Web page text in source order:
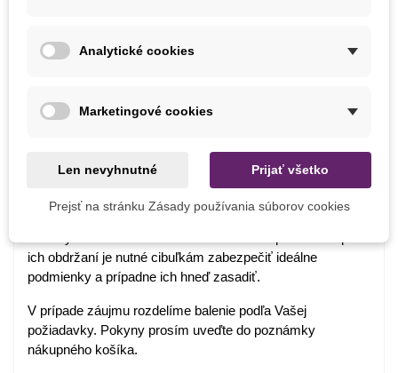
Balenie cibuľovín
Každý druh cibuliek je označený názvom, obrázkom a
Chceme byť šetrní k prírode, preto cibuľoviny balíme do
papierových recyklovateľných sáčkov a cibuľky toho istého
druhu nabalíme dohromady.
ich obdržaní je nutné cibuľkám zabezpečiť ideálne
podmienky a prípadne ich hneď zasadiť.
V prípade záujmu rozdelíme balenie podľa Vašej
požiadavky. Pokyny prosím uveďte do poznámky
nákupného košíka.
Analytické cookies
Marketingové cookies
Len nevyhnutné Prijať všetko
Prejsť na stránku Zásady používania súborov cookies